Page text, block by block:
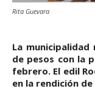
Rita Guevara
La
de pesos con la
febrero. El edil
en la rendición